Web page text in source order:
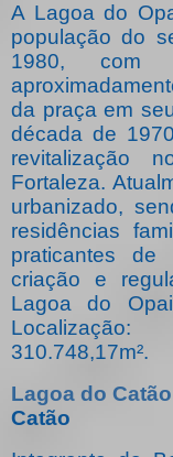
A Lagoa do
população do
1980, com
da praça em
década de
revitalização
Fortaleza.
urbanizado,
residências
praticantes
criação e
Lagoa do
310.748,17m².
Lagoa do Catão
Catão